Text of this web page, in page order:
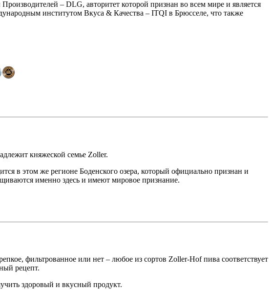
– DLG, авторитет которой признан во всем мире и является
институтом Вкуса & Качества – ITQI в Брюсселе, что также
княжеской семье Zoller.
в этом же регионе Боденского озера, который официально признан и
именно здесь и имеют мировое признание.
фильтрованное или нет – любое из сортов Zoller-Hof пива соответствует
рецепт.
здоровый и вкусный продукт.